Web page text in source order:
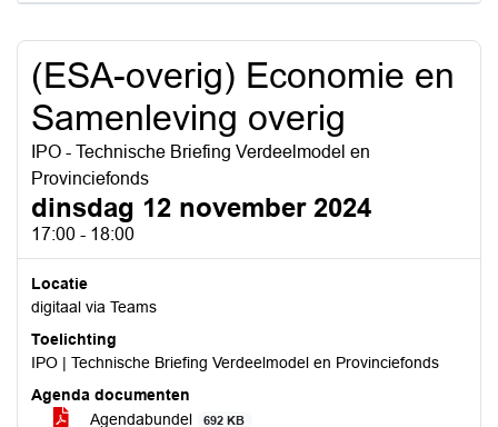
(ESA-overig) Economie en
Samenleving overig
IPO - Technische Briefing Verdeelmodel en
Provinciefonds
dinsdag 12 november 2024
17:00 - 18:00
Locatie
digitaal via Teams
Toelichting
IPO | Technische Briefing Verdeelmodel en Provinciefonds
Agenda documenten
Agendabundel
692 KB